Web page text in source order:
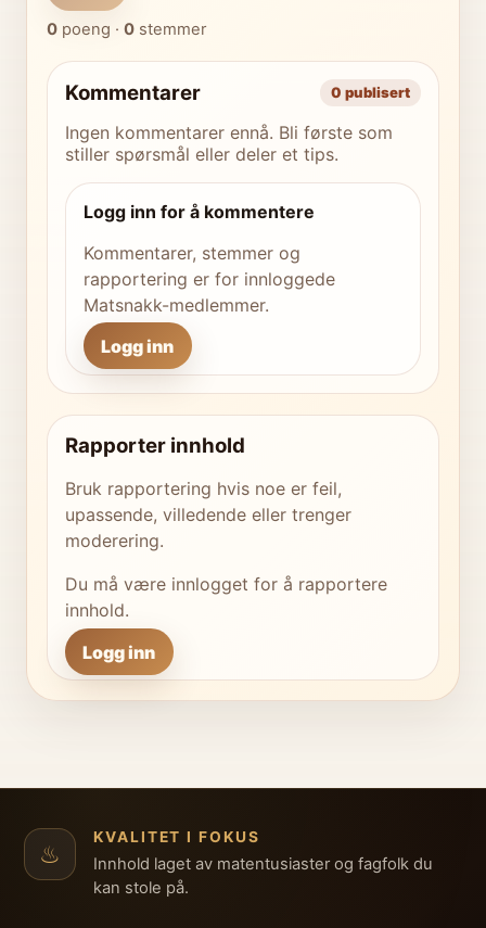
0poeng · 0stemmer
Kommentarer 0 publisert
Ingen kommentarer ennå. Bli første som
stiller spørsmål eller deler et tips.
Logg inn for å kommentere
Kommentarer, stemmer og
rapportering er for innloggede
Matsnakk-medlemmer.
Logg inn
Rapporter innhold
Bruk rapportering hvis noe er feil,
upassende, villedende eller trenger
moderering.
Du må være innlogget for å rapportere
innhold.
Logg inn
♨
KVALITET I FOKUS
Innhold laget av matentusiaster og fagfolk du
kan stole på.